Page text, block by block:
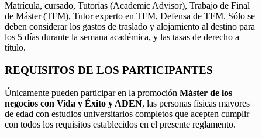
Matrícula, cursado, Tutorías (Academic Advisor), Trabajo de Final
de Máster (TFM), Tutor experto en TFM, Defensa de TFM. Sólo se
deben considerar los gastos de traslado y alojamiento al destino para
los 5 días durante la semana académica, y las tasas de derecho a
título.
REQUISITOS DE LOS PARTICIPANTES
Únicamente pueden participar en la promoción Máster de los
negocios con Vida y Éxito y ADEN, las personas físicas mayores
de edad con estudios universitarios completos que acepten cumplir
con todos los requisitos establecidos en el presente reglamento.